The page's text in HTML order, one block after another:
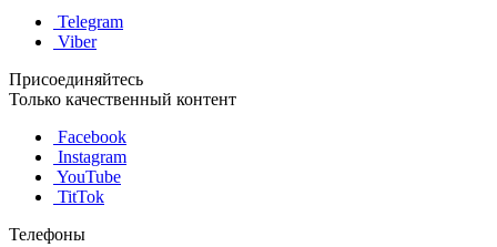
Telegram
Viber
Присоединяйтесь
Только качественный контент
Facebook
Instagram
YouTube
TitTok
Телефоны